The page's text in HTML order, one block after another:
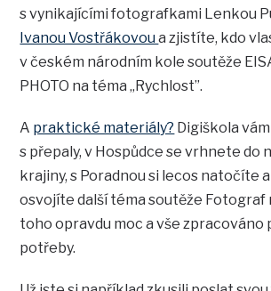
s vynikajícími fotografkami Lenkou
Ivanou Vostřákovoua zjistíte, kdo
v českém národním kole soutěže
PHOTO na téma „Rychlost”.
A praktické materiály? Digiškola
s přepaly, v Hospůdce se vrhnete do
krajiny, s Poradnou si lecos natočíte
osvojíte další téma soutěže Fotograf
toho opravdu moc a vše zpracováno
potřeby.